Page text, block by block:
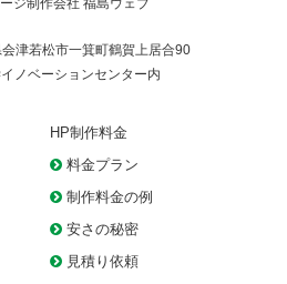
津若松市一箕町鶴賀上居合90
ノベーションセンター内
HP制作料金
料金プラン
制作料金の例
安さの秘密
見積り依頼